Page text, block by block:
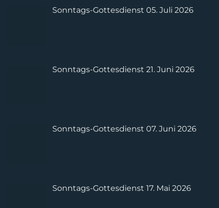
Sonntags-Gottesdienst 05. Juli 2026
Sonntags-Gottesdienst 21. Juni 2026
Sonntags-Gottesdienst 07. Juni 2026
Sonntags-Gottesdienst 17. Mai 2026